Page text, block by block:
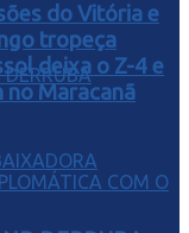
do Vitória e
tropeça
deixa o Z-4 e
no Maracanã